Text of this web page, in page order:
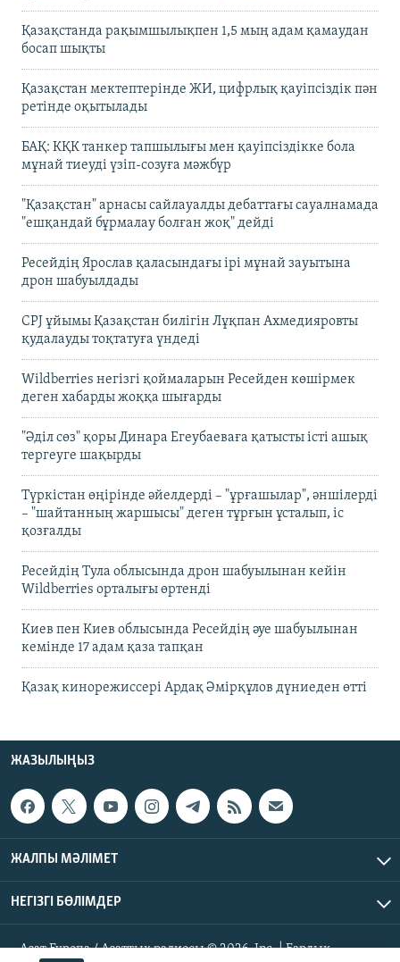
Қазақстанда рақымшылықпен 1,5 мың адам қамаудан
босап шықты
Қазақстан мектептерінде ЖИ, цифрлық қауіпсіздік пән
ретінде оқытылады
БАҚ: КҚК танкер тапшылығы мен қауіпсіздікке бола
мұнай тиеуді үзіп-созуға мәжбүр
"Қазақстан" арнасы сайлауалды дебаттағы сауалнамада
"ешқандай бұрмалау болған жоқ" дейді
Ресейдің Ярослав қаласындағы ірі мұнай зауытына
дрон шабуылдады
CPJ ұйымы Қазақстан билігін Лұқпан Ахмедияровты
қудалауды тоқтатуға үндеді
Wildberries негізгі қоймаларын Ресейден көшірмек
деген хабарды жоққа шығарды
"Әділ сөз" қоры Динара Егеубаеваға қатысты істі ашық
тергеуге шақырды
Түркістан өңірінде әйелдерді – "ұрғашылар", әншілерді
– "шайтанның жаршысы" деген тұрғын ұсталып, іс
қозғалды
Ресейдің Тула облысында дрон шабуылынан кейін
Wildberries орталығы өртенді
Киев пен Киев облысында Ресейдің әуе шабуылынан
кемінде 17 адам қаза тапқан
Қазақ кинорежиссері Ардақ Әмірқұлов дүниеден өтті
ЖАЗЫЛЫҢЫЗ
ЖАЛПЫ МӘЛІМЕТ
НЕГІЗГІ БӨЛІМДЕР
Азат Еуропа / Азаттық радиосы © 2026, Inc. | Барлық